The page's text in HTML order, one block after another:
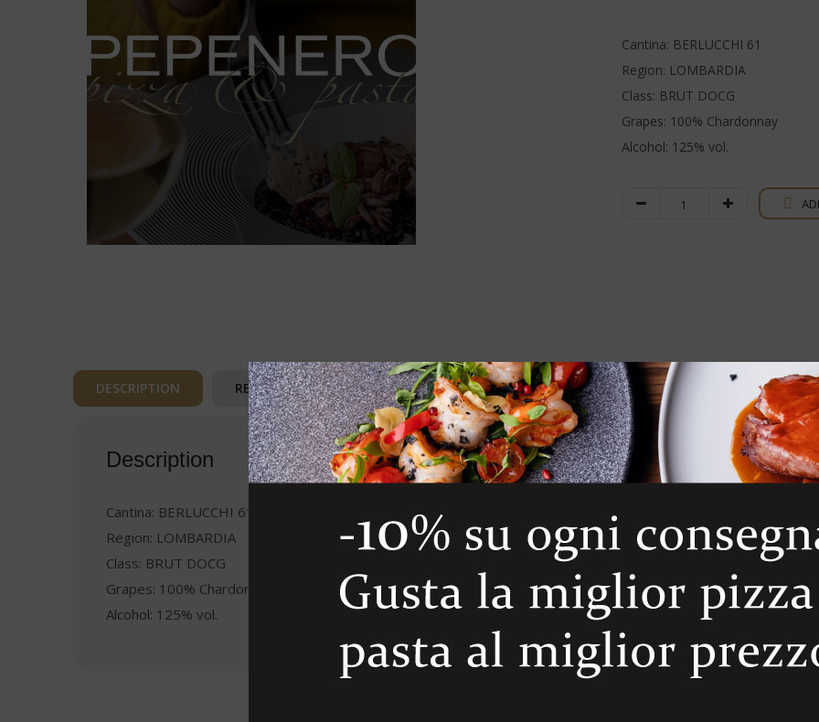
Cantina: BERLUCCHI 61
Region: LOMBARDIA
Class: BRUT DOCG
Grapes: 100% Chardonnay
Alcohol: 125% vol.
Franciacorta
Saten
DESCRIPTION REVIEWS (0)
Description
Cantina: BERLUCCHI 61
Region: LOMBARDIA
Class: BRUT DOCG
Grapes: 100% Chardonnay
Alcohol: 125% vol.